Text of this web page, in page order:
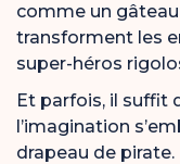
comme un
transforment les
super-héros
Et parfois, il suffit
l’imagination
drapeau de